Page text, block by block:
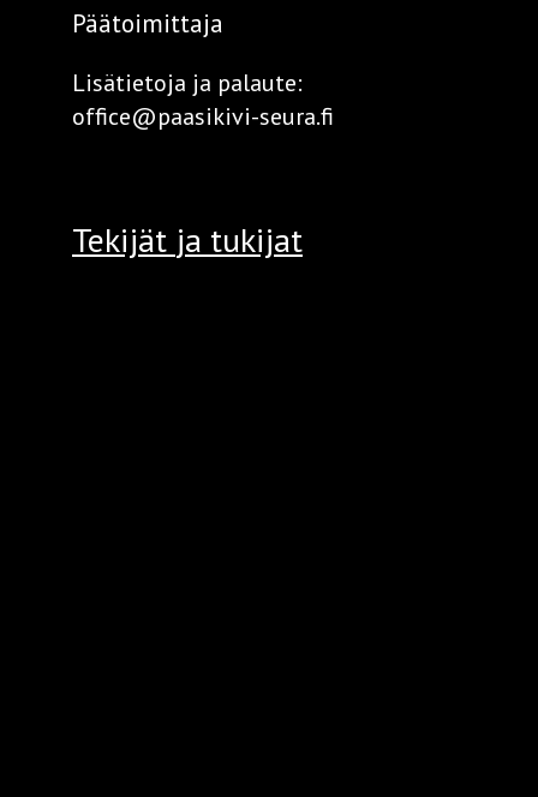
Päätoimittaja
Lisätietoja ja palaute:
office@paasikivi-seura.fi
Tekijät ja tukijat